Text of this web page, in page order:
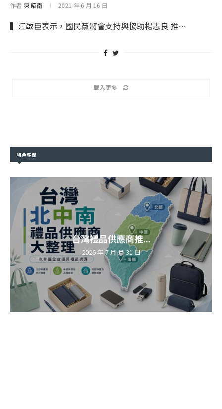
作者 陳 昭南 2021 年 6 月 16 日
▍江啟臣表示，國民黨將會支持與協助楊志良 推…
載入更多
特色專欄
台灣禮品供應商推...
2026 年 7 月 月 31 日